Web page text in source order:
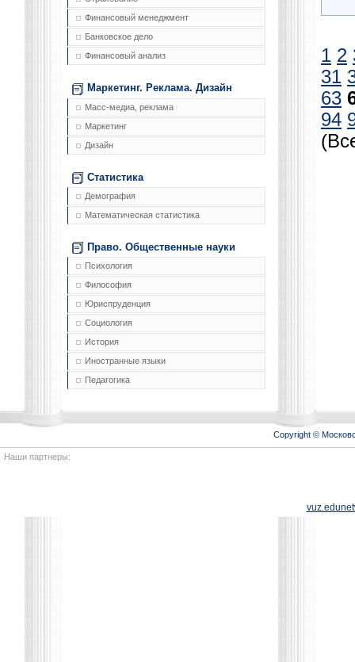
Финансовый менеджмент
Банковское дело
Финансовый анализ
Маркетинг. Реклама. Дизайн
Масс-медиа, реклама
Маркетинг
Дизайн
Статистика
Демография
Математическая статистика
Право. Общественные науки
Психология
Философия
Юриспруденция
Социология
История
Иностранные языки
Педагогика
1 2
31
63
94
Copyright ©
Наши партнеры: